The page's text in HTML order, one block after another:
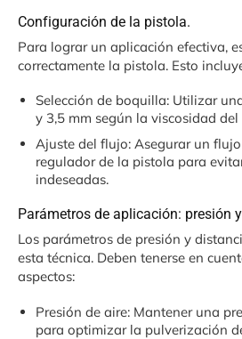
Configuración de la pistola.
Para lograr un aplicación efectiva,
correctamente la pistola. Esto
Selección de boquilla: Utilizar
y 3,5 mm según la viscosidad del
Ajuste del flujo: Asegurar un
regulador de la pistola para
indeseadas.
Parámetros de aplicación: presión
Los parámetros de presión y
esta técnica. Deben tenerse en
aspectos:
Presión de aire: Mantener una
para optimizar la pulverización